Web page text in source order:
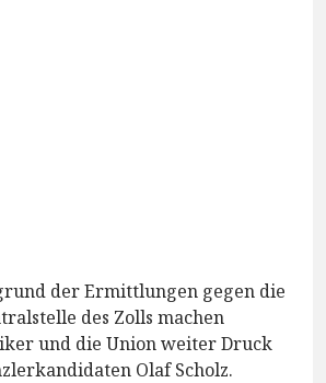
der Ermittlungen gegen die
des Zolls machen
und die Union weiter Druck
Olaf Scholz.